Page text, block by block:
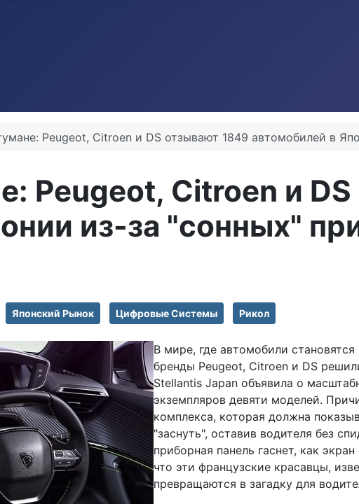
Peugeot, Citroen и DS отзывают 1849 автомобилей в
Peugeot, Citroen и
из-за "сонных"
Японский Рынок Цифровые Системы Рикол
В мире, где автомобили
бренды Peugeot, Citroen и DS
Stellantis Japan объявила о
экземпляров девяти моделей.
комплекса, которая должна
"заснуть", оставив водителя без
приборная панель гаснет, как
что эти французские красавцы,
превращаются в загадку для